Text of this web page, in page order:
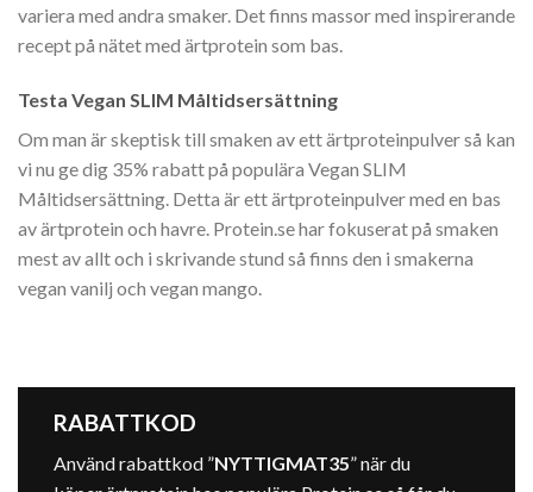
variera med andra smaker. Det finns massor med inspirerande
recept på nätet med ärtprotein som bas.
Testa Vegan SLIM Måltidsersättning
Om man är skeptisk till smaken av ett ärtproteinpulver så kan
vi nu ge dig 35% rabatt på populära Vegan SLIM
Måltidsersättning. Detta är ett ärtproteinpulver med en bas
av ärtprotein och havre. Protein.se har fokuserat på smaken
mest av allt och i skrivande stund så finns den i smakerna
vegan vanilj och vegan mango.
RABATTKOD
Använd rabattkod ”NYTTIGMAT35” när du